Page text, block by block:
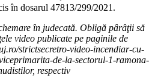
în dosarul 47813/299/2021.
în judecată. Obligă pârâţii să
video publicate pe paginile de
strictsecretro-video-incendiar-cu-
de-la-sectorul-1-ramona-
respectiv